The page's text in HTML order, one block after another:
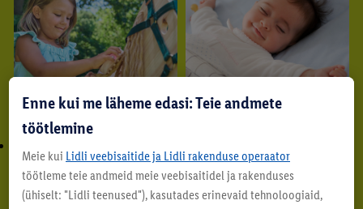
Enne kui me läheme edasi: Teie andmete
töötlemine
Meie kui Lidli veebisaitide ja Lidli rakenduse operaator
töötleme teie andmeid meie veebisaitidel ja rakenduses
(ühiselt: "Lidli teenused"), kasutades erinevaid tehnoloogiaid,